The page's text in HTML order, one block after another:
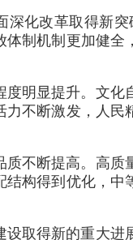
化改革取得新突
体制机制更加健
明显提升。文化
力不断激发，人
不断提高。高质
结构得到优化，
取得新的重大进